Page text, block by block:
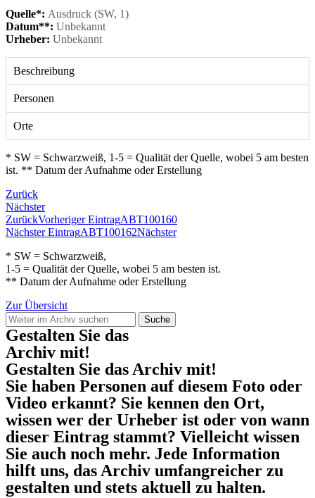
Quelle*: Ausdruck (SW, 1)
Datum**: Unbekannt
Urheber: Unbekannt
Beschreibung
Personen
Orte
* SW = Schwarzweiß, 1-5 = Qualität der Quelle, wobei 5 am besten
ist. ** Datum der Aufnahme oder Erstellung
Zurück
Nächster
ZurückVorheriger EintragABT100160
Nächster EintragABT100162Nächster
* SW = Schwarzweiß,
1-5 = Qualität der Quelle, wobei 5 am besten ist.
** Datum der Aufnahme oder Erstellung
Zur Übersicht
Suche
Gestalten Sie das
Archiv mit!
Gestalten Sie das Archiv mit!
Sie haben Personen auf diesem Foto oder
Video erkannt? Sie kennen den Ort,
wissen wer der Urheber ist oder von wann
dieser Eintrag stammt? Vielleicht wissen
Sie auch noch mehr. Jede Information
hilft uns, das Archiv umfangreicher zu
gestalten und stets aktuell zu halten.